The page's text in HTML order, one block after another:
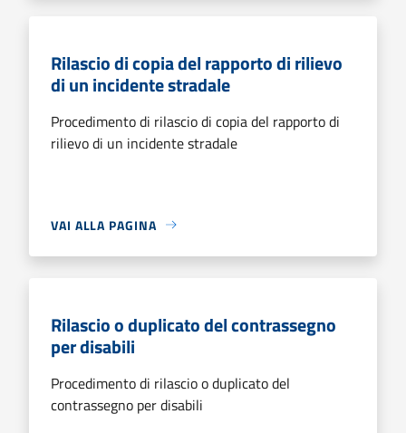
Rilascio di copia del rapporto di rilievo
di un incidente stradale
Procedimento di rilascio di copia del rapporto di
rilievo di un incidente stradale
VAI ALLA PAGINA
Rilascio o duplicato del contrassegno
per disabili
Procedimento di rilascio o duplicato del
contrassegno per disabili